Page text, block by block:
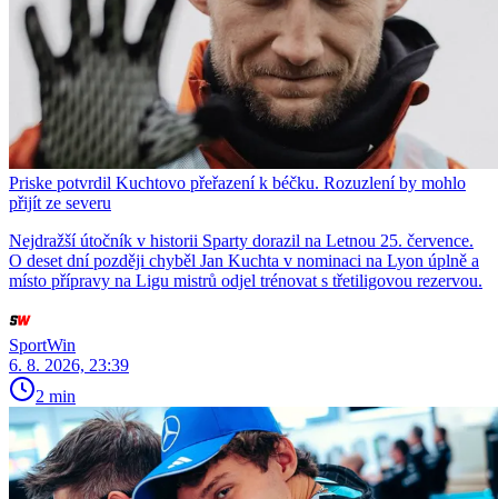
Priske potvrdil Kuchtovo přeřazení k béčku. Rozuzlení by mohlo
přijít ze severu
Nejdražší útočník v historii Sparty dorazil na Letnou 25. července.
O deset dní později chyběl Jan Kuchta v nominaci na Lyon úplně a
místo přípravy na Ligu mistrů odjel trénovat s třetiligovou rezervou.
SportWin
6. 8. 2026, 23:39
2 min